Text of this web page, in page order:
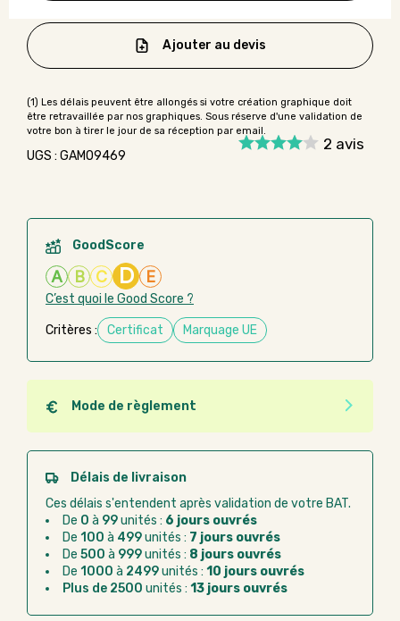
2 avis
Ajouter au devis
UGS : GAMO9469
GoodScore
A B C D E
C’est quoi le Good Score ?
Critères : Certificat Marquage UE
Mode de règlement
Quel que soit le mode de règlement, vous pouvez
passer commande en ligne sur Good Act.
Paiement CB :paiement sécurisé par carte
Virement bancaire :règlement sur facture
après la commande
Chorus Pro :règlement par mandat
administratif après la commande
Délais de livraison
Ces délais s'entendent après validation de votre BAT.
De 0 à 99unités : 6 jours ouvrés
De 100 à 499unités : 7 jours ouvrés
De 500 à 999unités : 8 jours ouvrés
De 1000 à 2499unités : 10 jours ouvrés
Plus de 2500 unités : 13 jours ouvrés